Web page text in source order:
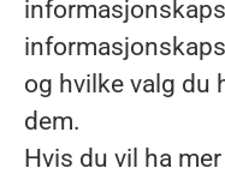
og hvilke valg du
dem.
Hvis du vil ha